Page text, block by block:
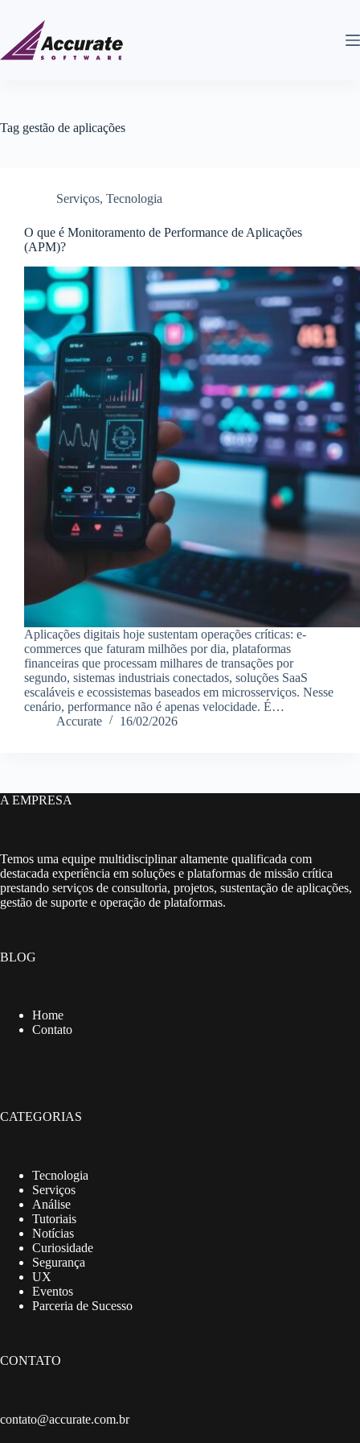
Tag gestão de aplicações
Serviços, Tecnologia
O que é Monitoramento de Performance de Aplicações
(APM)?
Aplicações digitais hoje sustentam operações críticas: e-
commerces que faturam milhões por dia, plataformas
financeiras que processam milhares de transações por
segundo, sistemas industriais conectados, soluções SaaS
escaláveis e ecossistemas baseados em microsserviços. Nesse
cenário, performance não é apenas velocidade. É…
Accurate
16/02/2026
A EMPRESA
Temos uma equipe multidisciplinar altamente qualificada com
destacada experiência em soluções e plataformas de missão crítica
prestando serviços de consultoria, projetos, sustentação de aplicações,
gestão de suporte e operação de plataformas.
BLOG
Home
Contato
CATEGORIAS
Tecnologia
Serviços
Análise
Tutoriais
Notícias
Curiosidade
Segurança
UX
Eventos
Parceria de Sucesso
CONTATO
contato@accurate.com.br